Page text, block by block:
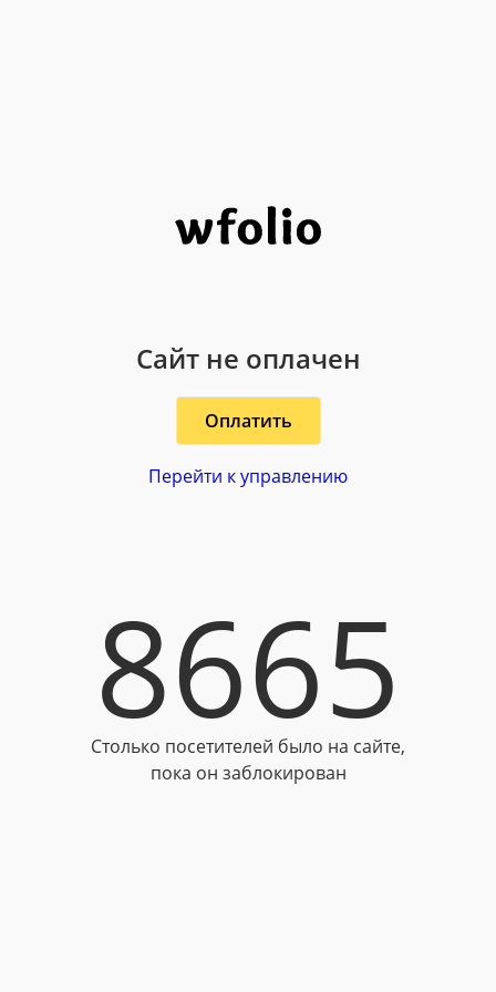
Сайт не оплачен
Оплатить
Перейти к управлению
8665
Столько посетителей было на сайте,
пока он заблокирован